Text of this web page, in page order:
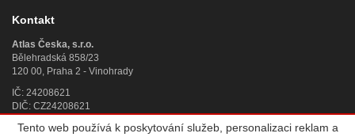
Kontakt
Atlas Česka, s.r.o.
Bělehradská 858/23
120 00, Praha 2 - Vinohrady
IČ: 24208621
DIČ: CZ24208621
Úplný kontakt »
Tento web používá k poskytování služeb, personalizaci reklam a